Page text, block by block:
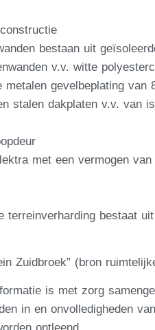
bestaan uit
v.v. witte
gevelbeplating van
stalen dakplaten v.v. van
met een vermogen
terreinverharding bestaat
Zuidbroek” (bron
is met zorg
in en onvolledigheden